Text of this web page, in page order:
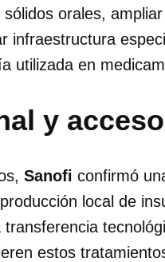
orales,
infraestructura
utilizada en
y
Sanofi confirmó
local de
estos